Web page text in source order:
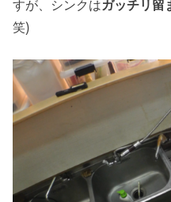
すが、シンクはガッチリ留
笑)